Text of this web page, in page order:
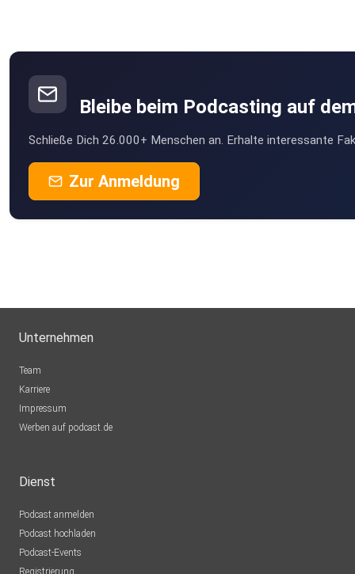
Bleibe beim Podcasting auf
Schließe Dich 26.000+ Menschen an. Erhalte interessante
Zur Anmeldung
Unternehmen
Team
Karriere
Impressum
Werben auf podcast.de
Dienst
Podcast anmelden
Podcast hochladen
Podcast-Events
Registrierung